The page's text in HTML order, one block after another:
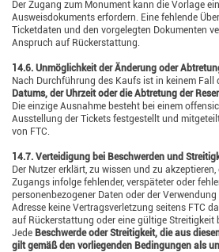
Der Zugang zum Monument kann die Vorlage
Ausweisdokuments erfordern. Eine fehlende
Ticketdaten und den vorgelegten Dokumenten
Anspruch auf Rückerstattung.
14.6. Unmöglichkeit der Änderung oder
Nach Durchführung des Kaufs ist in keinem Fall
Datums, der Uhrzeit oder die Abtretung der
Die einzige Ausnahme besteht bei einem
Ausstellung der Tickets festgestellt und
von FTC.
14.7. Verteidigung bei Beschwerden und
Der Nutzer erklärt, zu wissen und zu
Zugangs infolge fehlender, verspäteter oder
personenbezogener Daten oder der
Adresse keine Vertragsverletzung seitens FTC
auf Rückerstattung oder eine gültige Streitigkeit
Jede Beschwerde oder Streitigkeit, die aus
gilt gemäß den vorliegenden Bedingungen als